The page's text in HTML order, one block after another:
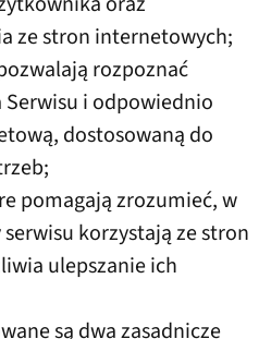
ze stron internetowych;
rozpoznać
i odpowiednio
dostosowaną do
pomagają zrozumieć, w
korzystają ze stron
ulepszanie ich
są dwa zasadnicze